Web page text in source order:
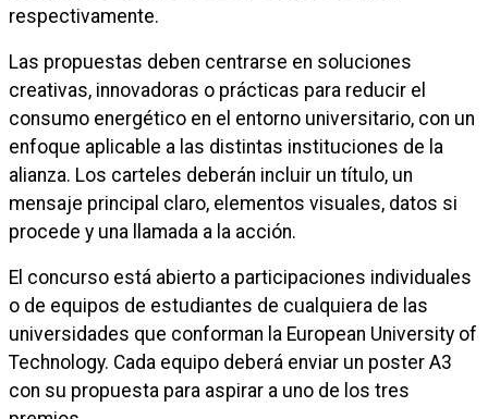
respectivamente.
Las propuestas deben centrarse en soluciones
creativas, innovadoras o prácticas para reducir el
consumo energético en el entorno universitario, con un
enfoque aplicable a las distintas instituciones de la
alianza. Los carteles deberán incluir un título, un
mensaje principal claro, elementos visuales, datos si
procede y una llamada a la acción.
El concurso está abierto a participaciones individuales
o de equipos de estudiantes de cualquiera de las
universidades que conforman la European University of
Technology. Cada equipo deberá enviar un poster A3
con su propuesta para aspirar a uno de los tres